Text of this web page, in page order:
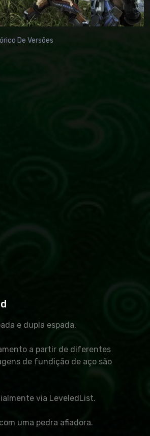
De Versões
e dupla espada.
a partir de diferentes
de fundição de aço são
via LeveledList.
uma pedra afiadora.